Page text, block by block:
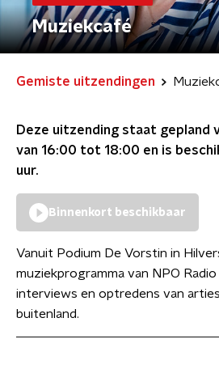
Muziekcafé
Gemiste uitzendingen
Deze uitzending staat gepland
van 16:00 tot 18:00 en is
uur.
Binnenkort beschikbaar
Vanuit Podium De Vorstin in
muziekprogramma van NPO
interviews en optredens van
buitenland.